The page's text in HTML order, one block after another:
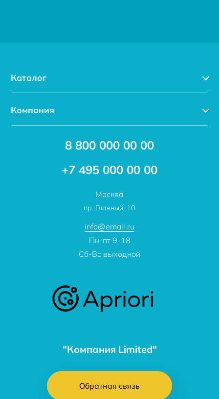
"Компания Limited"
Обратная связь
Каталог
Каталог
Услуги
Компания
Доставка
8 800 000 00 00
+7 495 000 00 00
Москва
пр. Главный, 10
info@email.ru
Пн-пт 9-18
Сб-Вс выходной